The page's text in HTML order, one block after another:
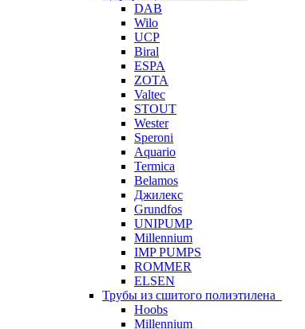
DAB
Wilo
UCP
Biral
ESPA
ZOTA
Valtec
STOUT
Wester
Speroni
Aquario
Termica
Belamos
Джилекс
Grundfos
UNIPUMP
Millennium
IMP PUMPS
ROMMER
ELSEN
Трубы из сшитого полиэтилена
Hoobs
Millennium